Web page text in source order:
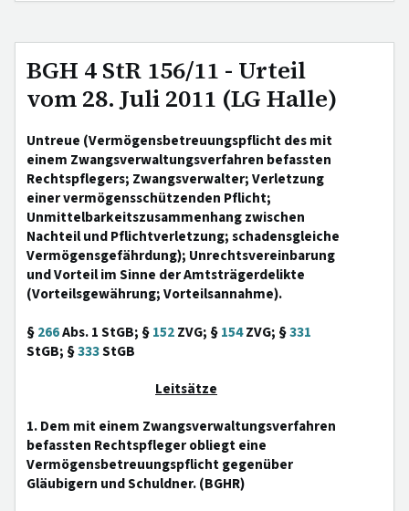
BGH 4 StR 156/11 - Urteil
vom 28. Juli 2011 (LG Halle)
Untreue (Vermögensbetreuungspflicht des mit
einem Zwangsverwaltungsverfahren befassten
Rechtspflegers; Zwangsverwalter; Verletzung
einer vermögensschützenden Pflicht;
Unmittelbarkeitszusammenhang zwischen
Nachteil und Pflichtverletzung; schadensgleiche
Vermögensgefährdung); Unrechtsvereinbarung
und Vorteil im Sinne der Amtsträgerdelikte
(Vorteilsgewährung; Vorteilsannahme).
§266Abs. 1 StGB; §152ZVG; §154ZVG; §331
StGB; §333StGB
Leitsätze
1. Dem mit einem Zwangsverwaltungsverfahren
befassten Rechtspfleger obliegt eine
Vermögensbetreuungspflicht gegenüber
Gläubigern und Schuldner. (BGHR)